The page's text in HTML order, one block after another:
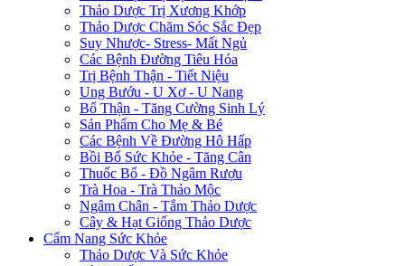
Thảo Dược Trị Xương Khớp
Thảo Dược Chăm Sóc Sắc Đẹp
Suy Nhược- Stress- Mất Ngủ
Các Bệnh Đường Tiêu Hóa
Trị Bệnh Thận - Tiết Niệu
Ung Bướu - U Xơ - U Nang
Bổ Thận - Tăng Cường Sinh Lý
Sản Phẩm Cho Mẹ & Bé
Các Bệnh Về Đường Hô Hấp
Bồi Bổ Sức Khỏe - Tăng Cân
Thuốc Bổ - Đồ Ngâm Rượu
Trà Hoa - Trà Thảo Mộc
Ngâm Chân - Tắm Thảo Dược
Cây & Hạt Giống Thảo Dược
Cẩm Nang Sức Khỏe
Thảo Dược Và Sức Khỏe